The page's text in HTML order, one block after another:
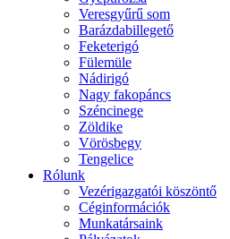
Veresgyűrű som
Barázdabillegető
Feketerigó
Fülemüle
Nádirigó
Nagy fakopáncs
Széncinege
Zöldike
Vörösbegy
Tengelice
Rólunk
Vezérigazgatói köszöntő
Céginformációk
Munkatársaink